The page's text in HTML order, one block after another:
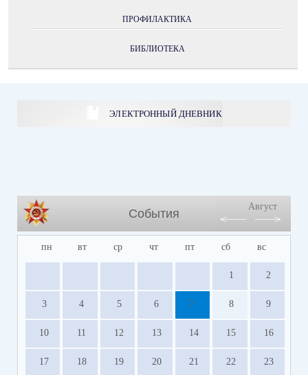
ПРОФИЛАКТИКА
БИБЛИОТЕКА
ЭЛЕКТРОННЫЙ ДНЕВНИК
События
Август
пн вт ср чт пт сб вс
1 2
3 4 5 6 7 8 9
10 11 12 13 14 15 16
17 18 19 20 21 22 23